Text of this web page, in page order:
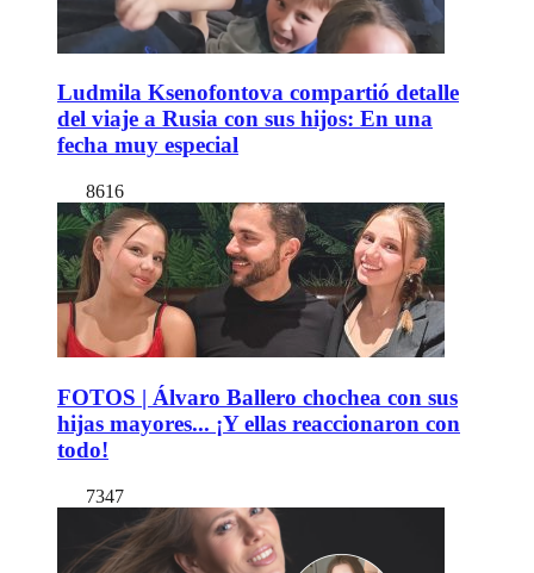
Ludmila Ksenofontova compartió detalle
del viaje a Rusia con sus hijos: En una
fecha muy especial
8616
FOTOS | Álvaro Ballero chochea con sus
hijas mayores... ¡Y ellas reaccionaron con
todo!
7347